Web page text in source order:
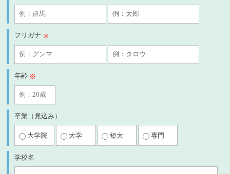
フリガナ ※
年齢 ※
卒業（見込み）
大学院 大学 短大 専門
学校名